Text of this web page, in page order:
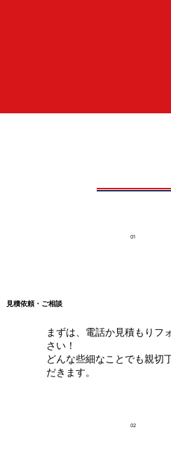
01
まずは、電話か見積もりフ
さい！
どんな些細なことでも親切
だきます。
見積依頼・ご相談
02